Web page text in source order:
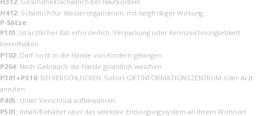
H412: Schädlich für Wasserorganismen, mit langfristiger Wirkung.
P-Sätze:
P101: Ist ärztlicher Rat erforderlich, Verpackung oder Kennzeichnungsetikett
bereithalten.
P102: Darf nicht in die Hände von Kindern gelangen.
P264: Nach Gebrauch die Hände gründlich waschen.
P301+P310: BEI VERSCHLUCKEN: Sofort GIFTINFORMATIONSZENTRUM oder Arzt
anrufen.
P405: Unter Verschluss aufbewahren.
P501: Inhalt/Behälter über das selektive Entsorgungssystem an Ihrem Wohnort